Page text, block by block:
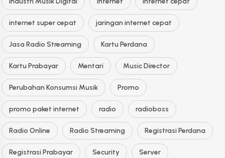
internet super cepat jaringan internet cepat
Jasa Radio Streaming Kartu Perdana
Kartu Prabayar Mentari Music Director
Perubahan Konsumsi Musik Promo
promo paket internet radio radioboss
Radio Online Radio Streaming Registrasi Perdana
Registrasi Prabayar Security Server